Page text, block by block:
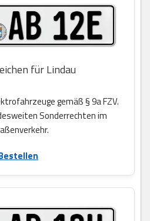
für Lindau
gemäß § 9a FZV.
Sonderrechten im